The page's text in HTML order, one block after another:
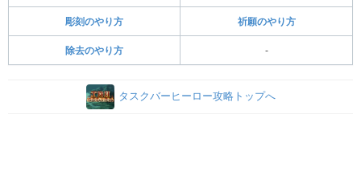
彫刻のやり方 祈願のやり方
除去のやり方 -
タスクバーヒーロー攻略トップへ